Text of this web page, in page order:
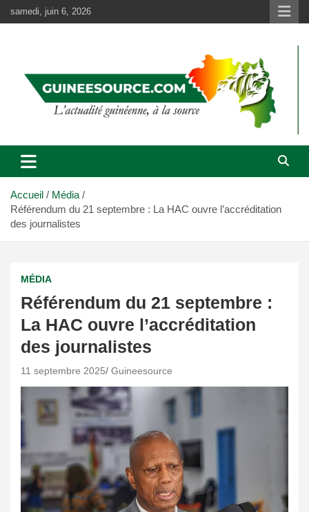
au
samedi, juin 6, 2026
Accueil
Média
Référendum du 21 septembre : La HAC ouvre l’accréditation
des journalistes
MÉDIA
Référendum du 21 septembre :
La HAC ouvre l’accréditation
des journalistes
11 septembre 2025 Guineesource